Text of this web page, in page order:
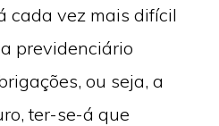
cada vez mais difícil
previdenciário
ou seja, a
ter-se-á que